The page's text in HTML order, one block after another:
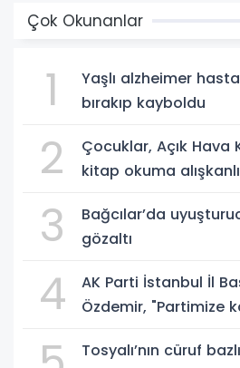
Çok Okunanlar
1
Yaşlı alzheimer
bırakıp kayboldu
2
Çocuklar, Açık Hava
kitap okuma
3
Bağcılar’da
gözaltı
4
AK Parti İstanbul İl
Özdemir, "Partimize
Tosyalı’nın cüruf